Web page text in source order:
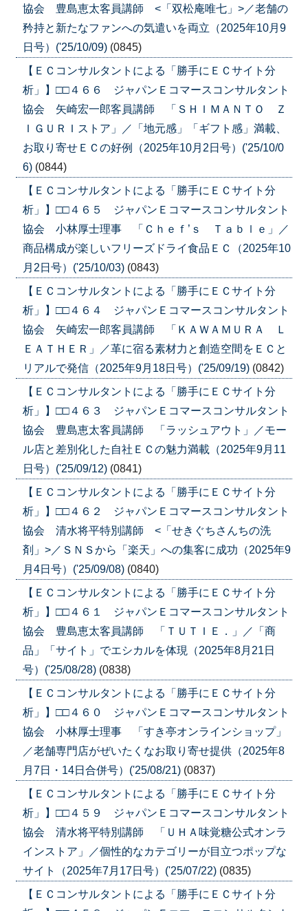
協会 豊島恵太客員講師 <「双松庵唯七」>／老舗の
矜持と新たなファンへの気遣いを両立（2025年10月9
日号）('25/10/09) (0845)
【ＥＣコンサルタントによる「勝手にＥＣサイト分
析」】□□４６６ ジャパンＥコマースコンサルタント
協会 矢崎宏一郎客員講師 「ＳＨＩＭＡＮＴＯ Ｚ
ＩＧＵＲＩストア」／「地元感」「ギフト感」満載、
お取り寄せＥＣの好例（2025年10月2日号）('25/10/0
6) (0844)
【ＥＣコンサルタントによる「勝手にＥＣサイト分
析」】□□４６５ ジャパンＥコマースコンサルタント
協会 小林厚士理事 「Ｃｈｅｆ’ｓ Ｔａｂｌｅ」／
商品構成が楽しいフリーズドライ食品ＥＣ（2025年10
月2日号）('25/10/03) (0843)
【ＥＣコンサルタントによる「勝手にＥＣサイト分
析」】□□４６４ ジャパンＥコマースコンサルタント
協会 矢崎宏一郎客員講師 「ＫＡＷＡＭＵＲＡ Ｌ
ＥＡＴＨＥＲ」／革に宿る素材力と創造空間をＥＣと
リアルで発信（2025年9月18日号）('25/09/19) (0842)
【ＥＣコンサルタントによる「勝手にＥＣサイト分
析」】□□４６３ ジャパンＥコマースコンサルタント
協会 豊島恵太客員講師 「ラッシュアウト」／モー
ル店と差別化した自社ＥＣの魅力満載（2025年9月11
日号）('25/09/12) (0841)
【ＥＣコンサルタントによる「勝手にＥＣサイト分
析」】□□４６２ ジャパンＥコマースコンサルタント
協会 清水将平特別講師 <「せきぐちさんちの洗
剤」>／ＳＮＳから「楽天」への集客に成功（2025年9
月4日号）('25/09/08) (0840)
【ＥＣコンサルタントによる「勝手にＥＣサイト分
析」】□□４６１ ジャパンＥコマースコンサルタント
協会 豊島恵太客員講師 「ＴＵＴＩＥ．」／「商
品」「サイト」でエシカルを体現（2025年8月21日
号）('25/08/28) (0838)
【ＥＣコンサルタントによる「勝手にＥＣサイト分
析」】□□４６０ ジャパンＥコマースコンサルタント
協会 小林厚士理事 「すき亭オンラインショップ」
／老舗専門店がぜいたくなお取り寄せ提供（2025年8
月7日・14日合併号）('25/08/21) (0837)
【ＥＣコンサルタントによる「勝手にＥＣサイト分
析」】□□４５９ ジャパンＥコマースコンサルタント
協会 清水将平特別講師 「ＵＨＡ味覚糖公式オンラ
インストア」／個性的なカテゴリーが目立つポップな
サイト（2025年7月17日号）('25/07/22) (0835)
【ＥＣコンサルタントによる「勝手にＥＣサイト分